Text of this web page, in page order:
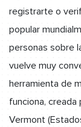
registrarte o
popular
personas sobre
vuelve muy
herramienta de
funciona, creada
Vermont